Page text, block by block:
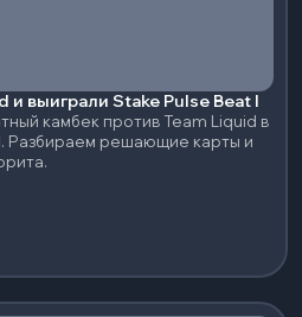
выиграли Stake Pulse Beat I
камбек против Team Liquid в
Разбираем решающие карты и